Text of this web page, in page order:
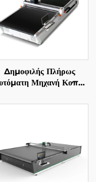
Δημοφιλής Πλήρως
Μηχανή Κοπής
Εξοπλισμός